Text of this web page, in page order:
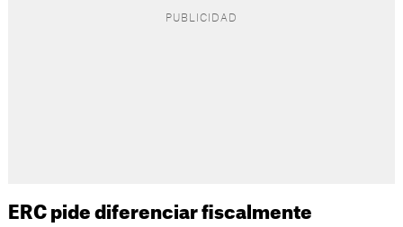
ERC pide diferenciar fiscalmente